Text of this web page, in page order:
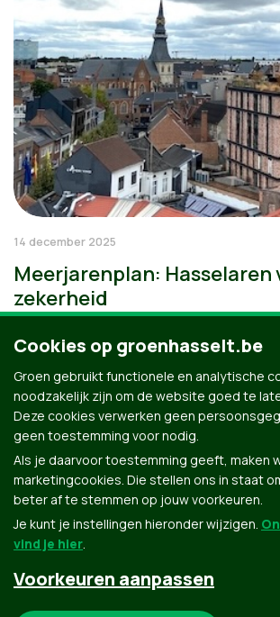
14 december 2025
Meerjarenplan: Hasselaren
zekerheid
Groen.be
Cookies op groenhasselt.be
Groen gebruikt functionele en analytische
noodzakelijk zijn om de website goed te
Deze cookies verwerken geen
geen toestemming voor nodig.
Als je daarvoor toestemming geeft, maken
marketingcookies. Die stellen ons in staat
beter af te stemmen op jouw voorkeuren.
Je kunt je instellingen hieronder wijzigen.
vind je hier.
Voorkeuren aanpassen